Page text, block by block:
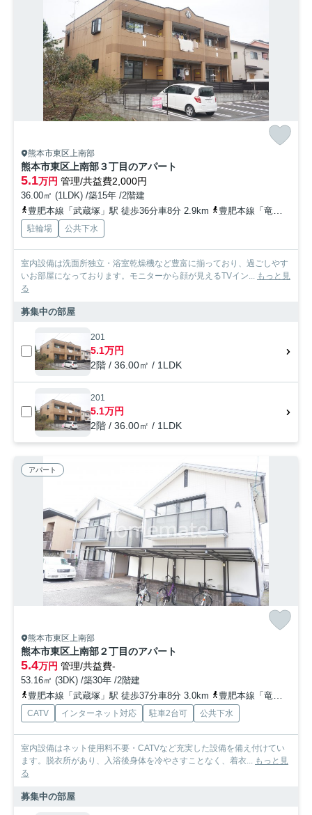
熊本市東区上南部
熊本市東区上南部３丁目のアパート
5.1万円 管理/共益費2,000円
36.00㎡ (1LDK) /築15年 /2階建
豊肥本線「武蔵塚」駅 徒歩36分車8分 2.9km
豊肥本線「竜田口」駅 徒歩45分
駐輪場 公共下水
室内設備は洗面所独立・浴室乾燥機など豊富に揃っており、過ごしやす
いお部屋になっております。モニターから顔が見えるTVイン... もっと見
る
募集中の部屋
201
5.1万円
2階 / 36.00㎡ / 1LDK
201
5.1万円
2階 / 36.00㎡ / 1LDK
アパート
熊本市東区上南部
熊本市東区上南部２丁目のアパート
5.4万円 管理/共益費-
53.16㎡ (3DK) /築30年 /2階建
豊肥本線「武蔵塚」駅 徒歩37分車8分 3.0km
豊肥本線「竜田口」駅 徒歩38分車8分 3.1km
CATV インターネット対応 駐車2台可 公共下水
室内設備はネット使用料不要・CATVなど充実した設備を備え付けてい
ます。脱衣所があり、入浴後身体を冷やさすことなく、着衣... もっと見
る
募集中の部屋